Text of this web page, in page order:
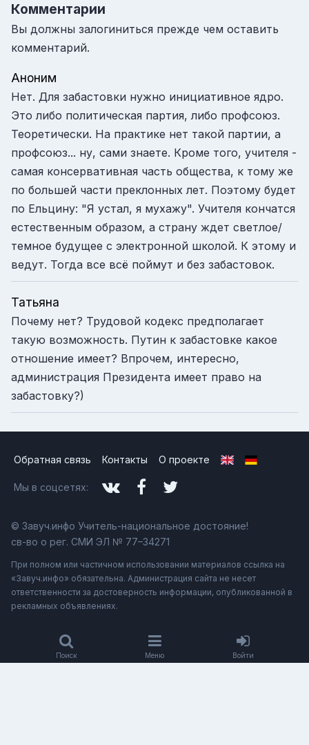
Комментарии
Вы должны залогиниться прежде чем оставить
комментарий.
Аноним
Нет. Для забастовки нужно инициативное ядро.
Это либо политическая партия, либо профсоюз.
Теоретически. На практике нет такой партии, а
профсоюз... ну, сами знаете. Кроме того, учителя -
самая консервативная часть общества, к тому же
по большей части преклонных лет. Поэтому будет
по Ельцину: "Я устал, я мухажу". Учителя кончатся
естественным образом, а страну ждет светлое/
темное будущее с электронной школой. К этому и
ведут. Тогда все всё поймут и без забастовок.
Татьяна
Почему нет? Трудовой кодекс предполагает
такую возможность. Путин к забастовке какое
отношение имеет? Впрочем, интересно,
администрация Президента имеет право на
забастовку?)
Обратная связь Контакты О проекте
Мы в соцсетях:
© Завуч.инфо Учитель-национальное достояние!
св-во о рег. СМИ ЭЛ № 77–34271
При полном или частичном использовании материалов ссылка на
«Завуч.инфо» обязательна. Администрация сайта не несет
ответственности за достоверность информации, опубликованной в
рекламных объявлениях.
Поиск Меню Войти